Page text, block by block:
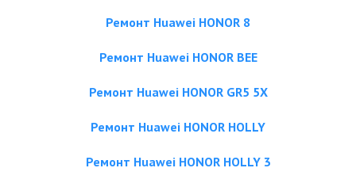
Ремонт Huawei HONOR 8
Ремонт Huawei HONOR BEE
Ремонт Huawei HONOR GR5 5X
Ремонт Huawei HONOR HOLLY
Ремонт Huawei HONOR HOLLY 3